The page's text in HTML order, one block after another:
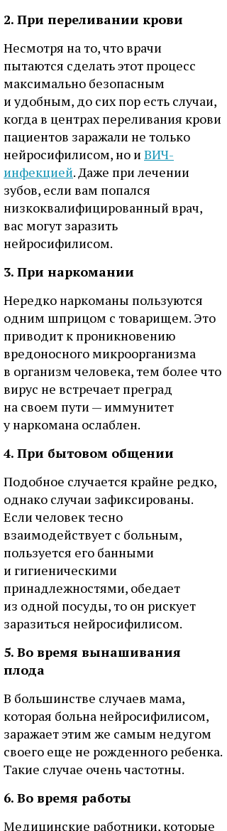
2. При переливании крови
Несмотря на то, что врачи
пытаются сделать этот процесс
максимально безопасным
и удобным, до сих пор есть случаи,
когда в центрах переливания крови
пациентов заражали не только
нейросифилисом, но иВИЧ-
инфекцией. Даже при лечении
зубов, если вам попался
низкоквалифицированный врач,
вас могут заразить
нейросифилисом.
3. При наркомании
Нередко наркоманы пользуются
одним шприцом с товарищем. Это
приводит к проникновению
вредоносного микроорганизма
в организм человека, тем более что
вирус не встречает преград
на своем пути — иммунитет
у наркомана ослаблен.
4. При бытовом общении
Подобное случается крайне редко,
однако случаи зафиксированы.
Если человек тесно
взаимодействует с больным,
пользуется его банными
и гигиеническими
принадлежностями, обедает
из одной посуды, то он рискует
заразиться нейросифилисом.
5. Во время вынашивания
плода
В большинстве случаев мама,
которая больна нейросифилисом,
заражает этим же самым недугом
своего еще не рожденного ребенка.
Такие случае очень частотны.
6. Во время работы
Медицинские работники, которые